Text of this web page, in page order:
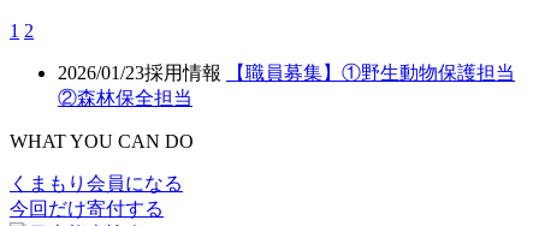
1 2
2026/01/23採用情報
【職員募集】①野生動物保護担当
②森林保全担当
WHAT YOU CAN DO
くまもり会員になる
今回だけ寄付する